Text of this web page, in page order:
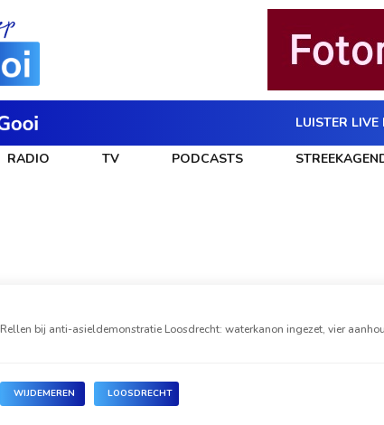
LUISTER LIVE
RADIO TV PODCASTS
Rellen bij anti-asieldemonstratie Loosdrecht: waterkanon ingezet, vier
WIJDEMEREN LOOSDRECHT